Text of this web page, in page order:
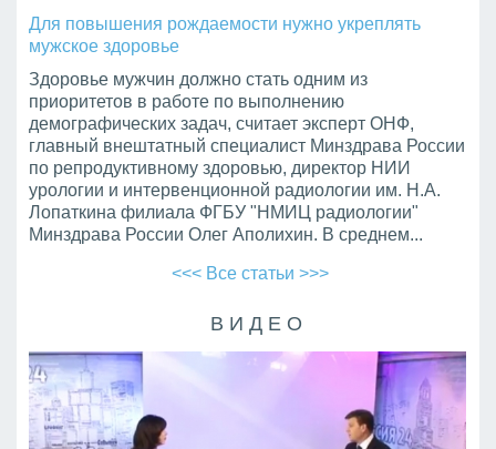
Для повышения рождаемости нужно укреплять
мужское здоровье
Здоровье мужчин должно стать одним из
приоритетов в работе по выполнению
демографических задач, считает эксперт ОНФ,
главный внештатный специалист Минздрава России
по репродуктивному здоровью, директор НИИ
урологии и интервенционной радиологии им. Н.А.
Лопаткина филиала ФГБУ "НМИЦ радиологии"
Минздрава России Олег Аполихин. В среднем...
<<< Все статьи >>>
ВИДЕО